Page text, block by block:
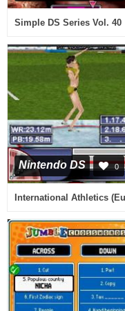
Nintendo DS 0